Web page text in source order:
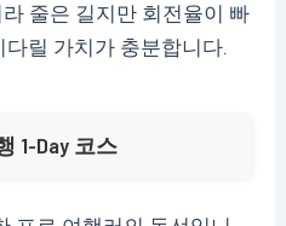
줄은 길지만 회전율이 빠
릴 가치가 충분합니다.
1-Day 코스